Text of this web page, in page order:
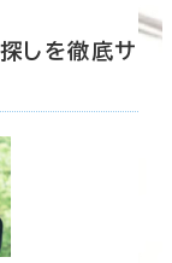
しを徹底サ